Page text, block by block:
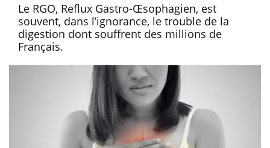
Le RGO, Reflux Gastro-Œsophagien, est
souvent, dans l’ignorance, le trouble de la
digestion dont souffrent des millions de
Français.